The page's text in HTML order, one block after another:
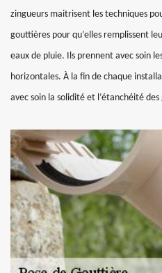
zingueurs maitrisent les techniques
gouttières pour qu’elles remplissent
eaux de pluie. Ils prennent avec soin
horizontales. À la fin de chaque
avec soin la solidité et l’étanchéité